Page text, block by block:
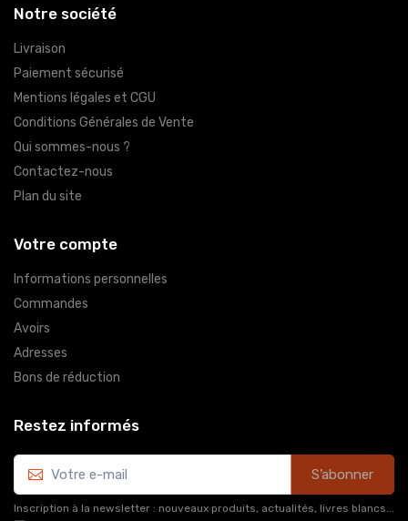
Notre société
Livraison
Paiement sécurisé
Mentions légales et CGU
Conditions Générales de Vente
Qui sommes-nous ?
Contactez-nous
Plan du site
Votre compte
Informations personnelles
Commandes
Avoirs
Adresses
Bons de réduction
Restez informés
S’abonner
Inscription à la newsletter : nouveaux produits, actualités, livres blancs...